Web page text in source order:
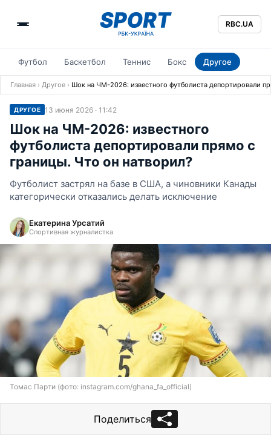
RBC.UA
Футбол Баскетбол Теннис Бокс Другое
Главная › Другое › Шок на ЧМ-2026: известного футболиста депортировали
ДРУГОЕ 13 июня 2026 · 11:42
Шок на ЧМ-2026: известного
футболиста депортировали прямо с
границы. Что он натворил?
Футболист застрял на базе в США, а чиновники Канады
категорически отказались делать исключение
Екатерина Урсатий
Спортивная журналистка
Томас Парти (фото: instagram.com/ghana_fa_official)
Поделиться